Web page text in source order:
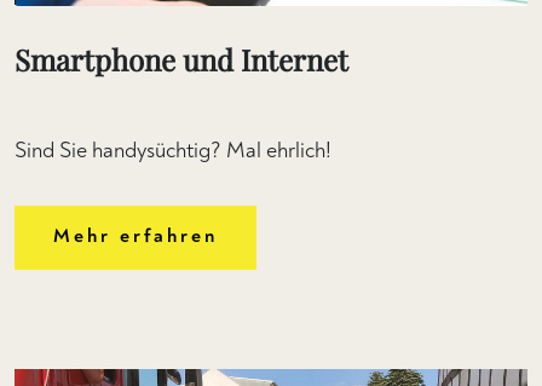
Smartphone und Internet
Sind Sie handysüchtig? Mal ehrlich!
Mehr erfahren